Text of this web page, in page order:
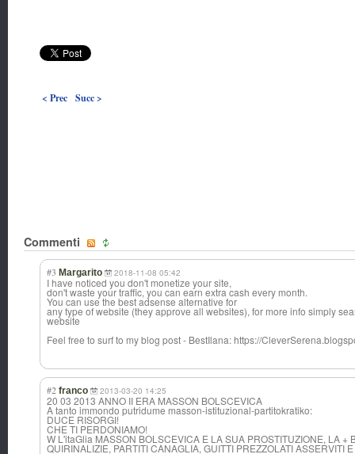
< Prec Succ >
Commenti
#3 Margarito 2018-11-08 05:42
I have noticed you don't monetize your site,
don't waste your traffic, you can earn extra cash every month.
You can use the best adsense alternative for
any type of website (they approve all websites), for more info simply
website
Feel free to surf to my blog post - BestIlana: https://
#2 franco 2013-03-20 14:25
20 03 2013 ANNO II ERA MASSON BOLSCEVICA
A tanto immondo putridume masson-istituzional-partitokratiko:
DUCE RISORGI!
CHE TI PERDONIAMO!
W L'itaGlia MASSON BOLSCEVICA E LA SUA PROSTITUZIONE, LA +
QUIRINALIZIE, PARTITI CANAGLIA, GUITTI PREZZOLATI ASSERVITI